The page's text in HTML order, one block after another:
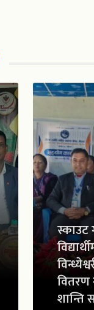
वितरण
शान्ति